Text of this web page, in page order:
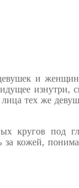
и
идущее
тех же
кругов под
кожей,